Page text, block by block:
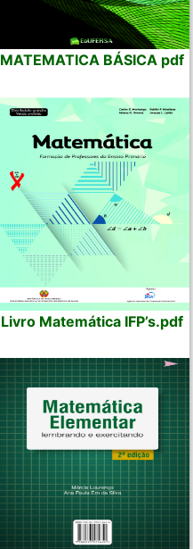
MATEMATICA BÁSICA pdf
Livro Matemática IFP’s.pdf